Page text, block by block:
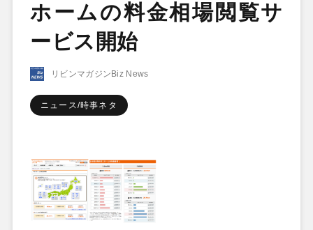
ホームの料金相場閲覧サ
ービス開始
リビンマガジンBiz News
ニュース/時事ネタ